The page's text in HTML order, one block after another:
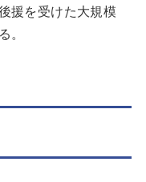
援を受けた大規模